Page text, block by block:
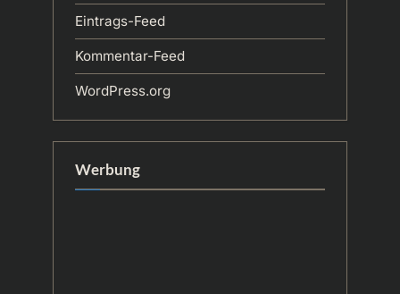
Eintrags-Feed
Kommentar-Feed
WordPress.org
Werbung